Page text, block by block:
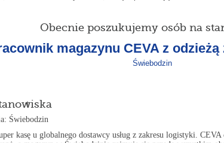
Obecnie poszukujemy osób na
magazynu CEVA z
Świebodzin
Świebodzin
kasę u globalnego dostawcy usług z zakresu logistyki.